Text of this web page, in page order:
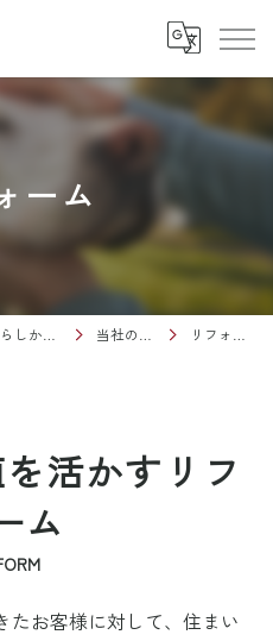
ーム
当社の特徴 リフォーム
活かすリフ
ム
たお客様に対して、住まい